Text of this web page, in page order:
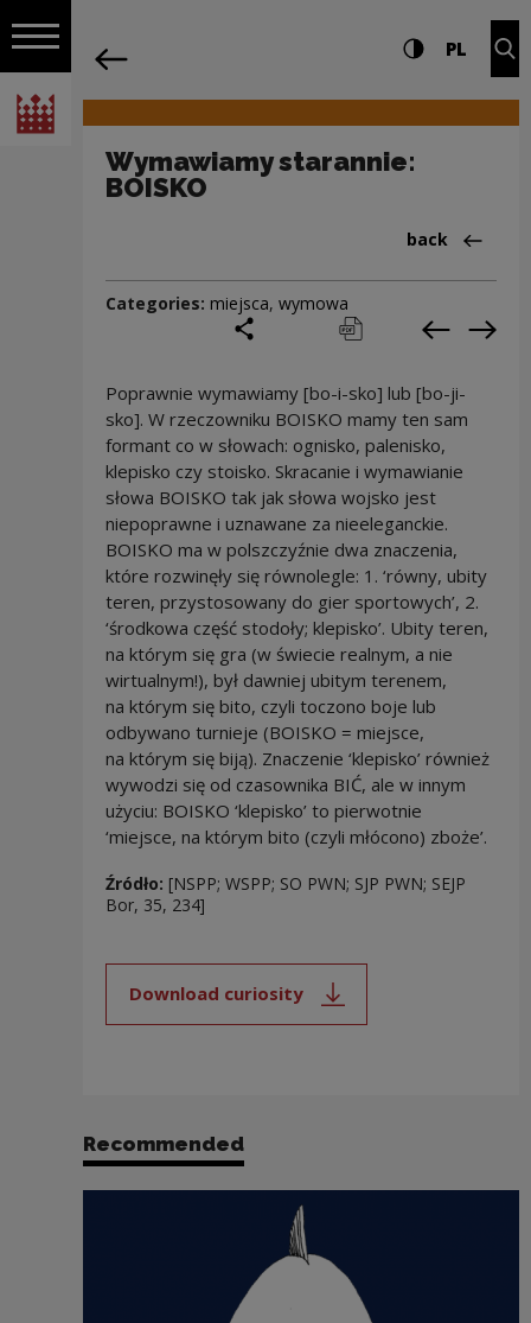
Open navigation
National Centre for Culture Poland
Navigation Settings and search
High contrast
PL
Wymawiamy starannie:
BOISKO
Back
back
Categories: miejsca, wymowa
print pobierz Previous
Poprawnie wymawiamy [bo-i-sko] lub [bo-ji-
sko]. W rzeczowniku BOISKO mamy ten sam
formant co w słowach: ognisko, palenisko,
klepisko czy stoisko. Skracanie i wymawianie
słowa BOISKO tak jak słowa wojsko jest
niepoprawne i uznawane za nieeleganckie.
BOISKO ma w polszczyźnie dwa znaczenia,
które rozwinęły się równolegle: 1. ‘równy, ubity
teren, przystosowany do gier sportowych’, 2.
‘środkowa część stodoły; klepisko’. Ubity teren,
na którym się gra (w świecie realnym, a nie
wirtualnym!), był dawniej ubitym terenem,
na którym się bito, czyli toczono boje lub
odbywano turnieje (BOISKO = miejsce,
na którym się biją). Znaczenie ‘klepisko’ również
wywodzi się od czasownika BIĆ, ale w innym
użyciu: BOISKO ‘klepisko’ to pierwotnie
‘miejsce, na którym bito (czyli młócono) zboże’.
Źródło: [NSPP; WSPP; SO PWN; SJP PWN; SEJP
Bor, 35, 234]
Download curiosity
Note, the link will open in a new
Recommended